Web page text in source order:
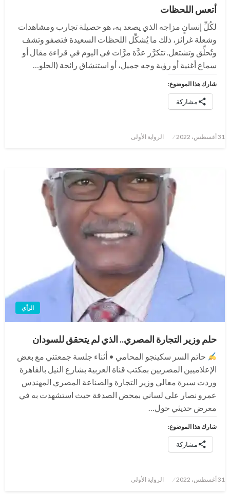
أتعس اللحظات
لكُلِّ إنسانٍ مزاجه الذي يصعد به، هو حصيلة تجارب ومشاهدات
وشعلة غرائز، ذلك ما يُشكِّل اللحظات السعيدة فتصفو وتشف
وتُحلِّق وتشتعل. تتكرَّر عدَّة مرَّات في اليوم في قراءة مقال أو
سماع أغنية أو رؤية وجه جميل، أو استنشاق رائحة (الحلو…
شارك هذا الموضوع:
مشاركة
نُشر
31 أغسطس، 2022 الرواية الأولى
الرأي
حلم وزير التجارة المصري.. الذي لم يتحقق للسودان
حاتم السر سكينجو المحامي • أثناء جلسة جمعتني مع بعض
الإعلاميين المصريين بمكتب قناة العربية بشارع النيل بالقاهرة
وردت سيرة معالي وزير التجارة والصناعة المصري المهندس
عمرو نصار علي لساني بمحض الصدفة حيث استشهدت به في
معرض حديثي حول…
شارك هذا الموضوع:
مشاركة
نُشر
31 أغسطس، 2022 الرواية الأولى